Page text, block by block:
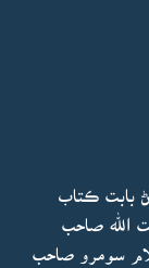
بابت ڪتاب
الله صاحب
سومرو صاحب